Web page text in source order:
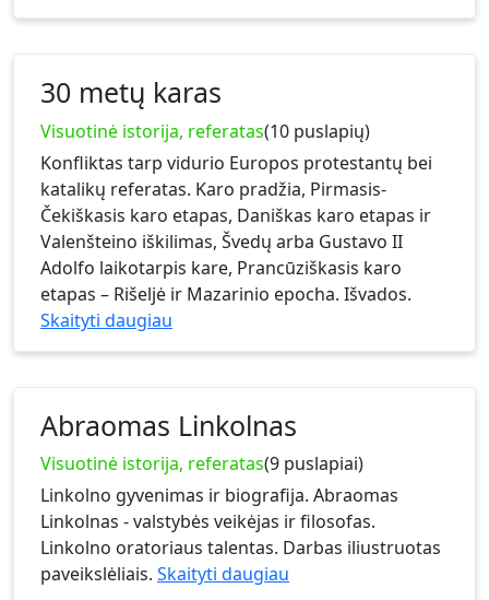
30 metų karas
Visuotinė istorija, referatas(10 puslapių)
Konfliktas tarp vidurio Europos protestantų bei
katalikų referatas. Karo pradžia, Pirmasis-
Čekiškasis karo etapas, Daniškas karo etapas ir
Valenšteino iškilimas, Švedų arba Gustavo II
Adolfo laikotarpis kare, Prancūziškasis karo
etapas – Rišeljė ir Mazarinio epocha. Išvados.
Skaityti daugiau
Abraomas Linkolnas
Visuotinė istorija, referatas(9 puslapiai)
Linkolno gyvenimas ir biografija. Abraomas
Linkolnas - valstybės veikėjas ir filosofas.
Linkolno oratoriaus talentas. Darbas iliustruotas
paveikslėliais. Skaityti daugiau